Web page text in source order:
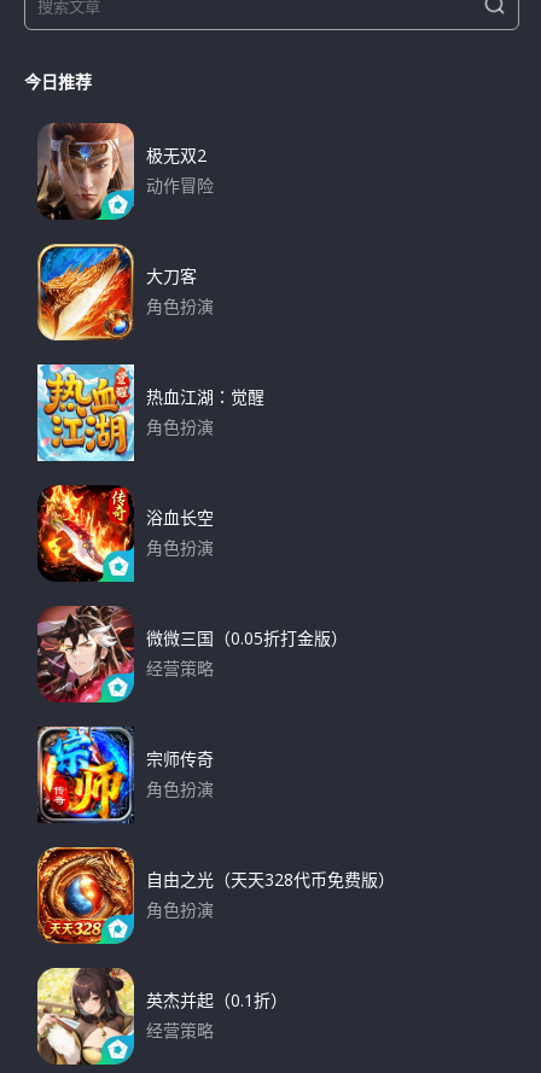
e
r
S
e
今日推荐
极无双2
动作冒险
大刀客
角色扮演
热血江湖：觉醒
角色扮演
浴血长空
角色扮演
微微三国（0.05折打金版）
经营策略
宗师传奇
角色扮演
自由之光（天天328代币免费版）
角色扮演
英杰并起（0.1折）
经营策略